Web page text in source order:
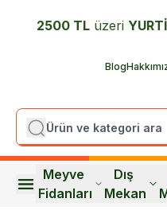
2500 TL üzeri
Blog
Meyve
Fidanları
Dış
Mekan